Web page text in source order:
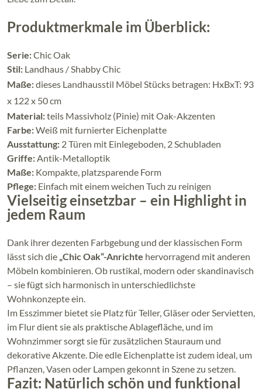
Produktmerkmale im Überblick:
Serie:Chic Oak
Stil: Landhaus / Shabby Chic
Maße:dieses Landhausstil Möbel Stücks betragen: HxBxT: 93
x 122 x 50 cm
Material:teils Massivholz (Pinie) mit Oak-Akzenten
Farbe:Weiß mit furnierter Eichenplatte
Ausstattung: 2 Türen mit Einlegeboden, 2 Schubladen
Griffe: Antik-Metalloptik
Maße: Kompakte, platzsparende Form
Pflege: Einfach mit einem weichen Tuch zu reinigen
Vielseitig einsetzbar – ein Highlight in
jedem Raum
Dank ihrer dezenten Farbgebung und der klassischen Form
lässt sich die „Chic Oak“-Anrichte hervorragend mit anderen
Möbeln kombinieren. Ob rustikal, modern oder skandinavisch
– sie fügt sich harmonisch in unterschiedlichste
Wohnkonzepte ein.
Im Esszimmer bietet sie Platz für Teller, Gläser oder Servietten,
im Flur dient sie als praktische Ablagefläche, und im
Wohnzimmer sorgt sie für zusätzlichen Stauraum und
dekorative Akzente. Die edle Eichenplatte ist zudem ideal, um
Pflanzen, Vasen oder Lampen gekonnt in Szene zu setzen.
Fazit: Natürlich schön und funktional